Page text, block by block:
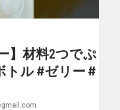
】材料2つでぷ
トル #ゼリー #